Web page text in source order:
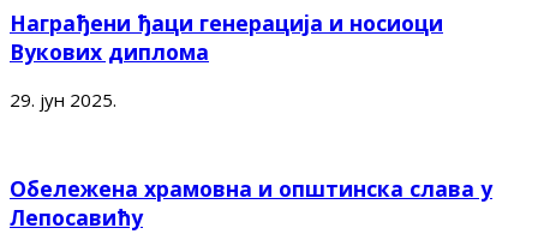
Награђени ђаци генерација и носиоци
Вукових диплома
29. јун 2025.
Обележена храмовна и општинска слава у
Лепосавићу